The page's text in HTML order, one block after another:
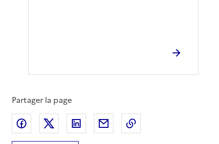
Partager la page
Partager sur Facebook
Partager sur XPartager sur LinkedIn
Partager par email